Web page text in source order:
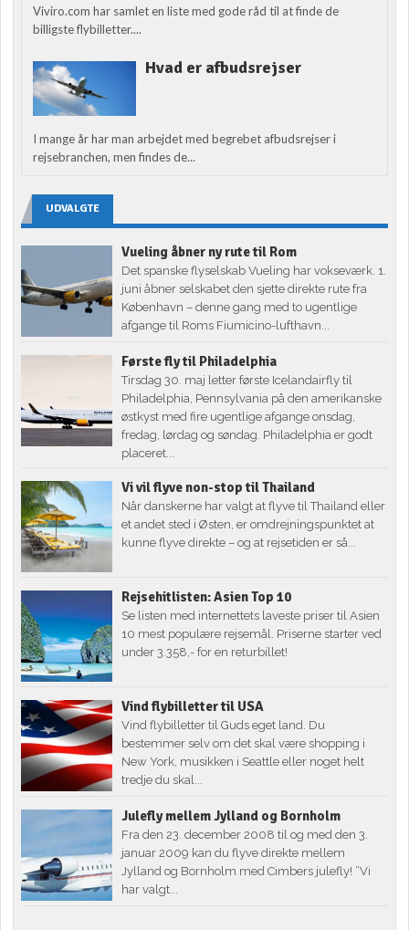
Viviro.com har samlet en liste med gode råd til at finde de
billigste flybilletter....
Hvad er afbudsrejser
I mange år har man arbejdet med begrebet afbudsrejser i
rejsebranchen, men findes de...
UDVALGTE
Vueling åbner ny rute til Rom
Det spanske flyselskab Vueling har vokseværk. 1.
juni åbner selskabet den sjette direkte rute fra
København – denne gang med to ugentlige
afgange til Roms Fiumicino-lufthavn...
Første fly til Philadelphia
Tirsdag 30. maj letter første Icelandairfly til
Philadelphia, Pennsylvania på den amerikanske
østkyst med fire ugentlige afgange onsdag,
fredag, lørdag og søndag. Philadelphia er godt
placeret...
Vi vil flyve non-stop til Thailand
Når danskerne har valgt at flyve til Thailand eller
et andet sted i Østen, er omdrejningspunktet at
kunne flyve direkte – og at rejsetiden er så...
Rejsehitlisten: Asien Top 10
Se listen med internettets laveste priser til Asien
10 mest populære rejsemål. Priserne starter ved
under 3.358,- for en returbillet!
Vind flybilletter til USA
Vind flybilletter til Guds eget land. Du
bestemmer selv om det skal være shopping i
New York, musikken i Seattle eller noget helt
tredje du skal...
Julefly mellem Jylland og Bornholm
Fra den 23. december 2008 til og med den 3.
januar 2009 kan du flyve direkte mellem
Jylland og Bornholm med Cimbers julefly! ”Vi
har valgt...